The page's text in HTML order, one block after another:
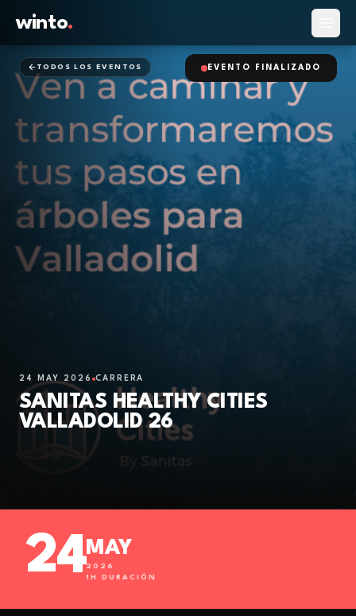
winto.
TODOS LOS EVENTOS
24 MAY 2026 CARRERA
SANITAS HEALTHY CITIES
VALLADOLID 26
EVENTO FINALIZADO
24MAY
2026
1H DURACIÓN